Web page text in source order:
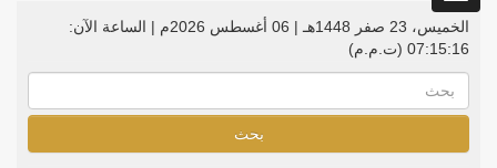
الخميس، 23 صفر 1448هـ | 06 أغسطس 2026م |
الساعة الآن:
07:15:16 (ت.م.م)
بحث